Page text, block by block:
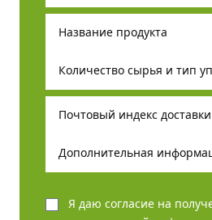
Я даю согласие на